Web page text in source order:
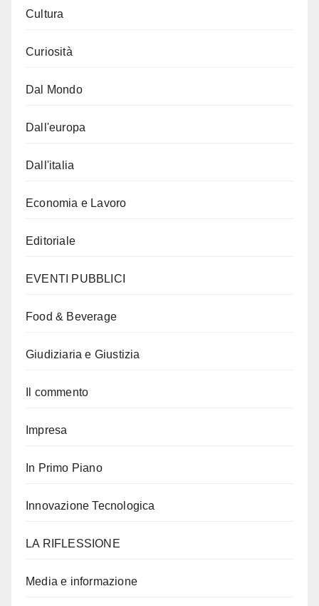
Cultura
Curiosità
Dal Mondo
Dall'europa
Dall'italia
Economia e Lavoro
Editoriale
EVENTI PUBBLICI
Food & Beverage
Giudiziaria e Giustizia
Il commento
Impresa
In Primo Piano
Innovazione Tecnologica
LA RIFLESSIONE
Media e informazione